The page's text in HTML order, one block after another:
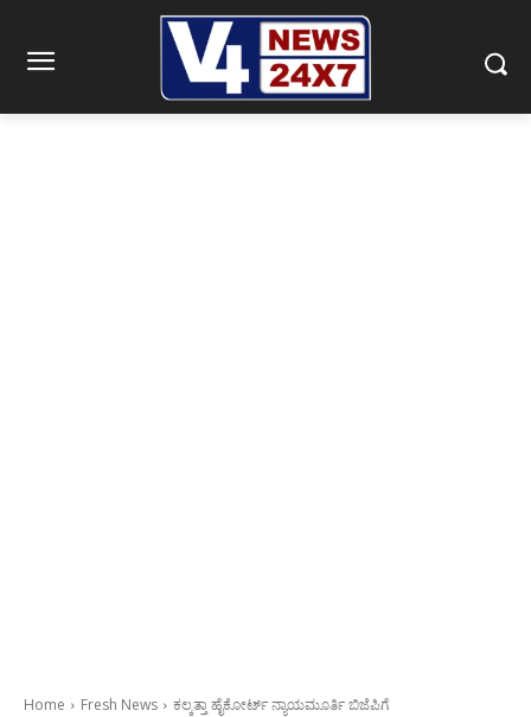
Home Fresh News ಕಲ್ಕತ್ತಾ ಹೈಕೋರ್ಟ್ ನ್ಯಾಯಮೂರ್ತಿ ಬಿಜೆಪಿಗೆ